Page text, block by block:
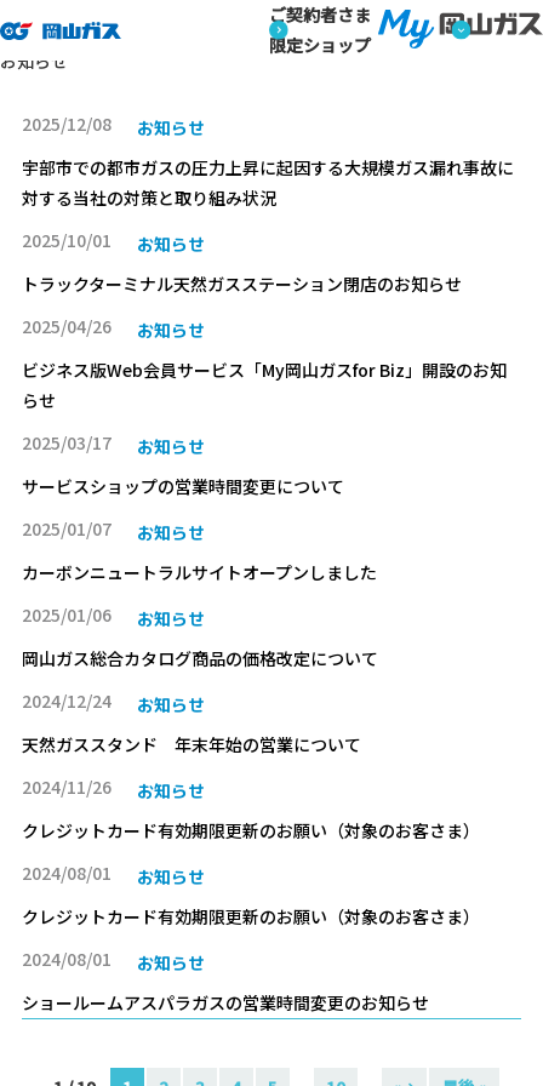
ご契約者さま
限定ショップ
トップページ
お知らせ
お知らせ
2025/12/08 お知らせ
宇部市での都市ガスの圧力上昇に起因する大規模ガス漏れ事故に
対する当社の対策と取り組み状況
2025/10/01
お知らせ
トラックターミナル天然ガスステーション閉店のお知らせ
2025/04/26
お知らせ
ビジネス版Web会員サービス「My岡山ガスfor Biz」開設のお知
らせ
2025/03/17
お知らせ
サービスショップの営業時間変更について
2025/01/07
お知らせ
カーボンニュートラルサイトオープンしました
2025/01/06
お知らせ
岡山ガス総合カタログ商品の価格改定について
2024/12/24
お知らせ
天然ガススタンド 年末年始の営業について
2024/11/26
お知らせ
クレジットカード有効期限更新のお願い（対象のお客さま）
2024/08/01
お知らせ
クレジットカード有効期限更新のお願い（対象のお客さま）
2024/08/01
お知らせ
ショールームアスパラガスの営業時間変更のお知らせ